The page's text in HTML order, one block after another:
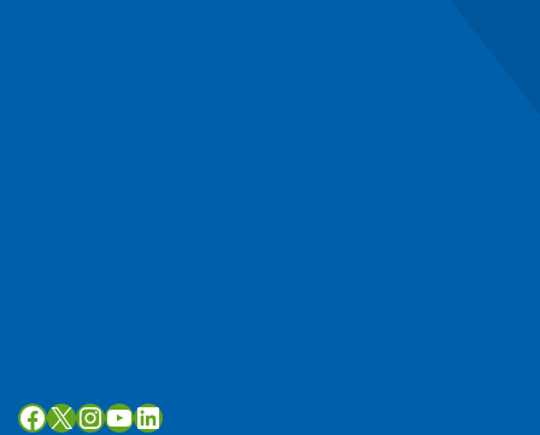
Facebook
X Instagram
YouTube
LinkedIn